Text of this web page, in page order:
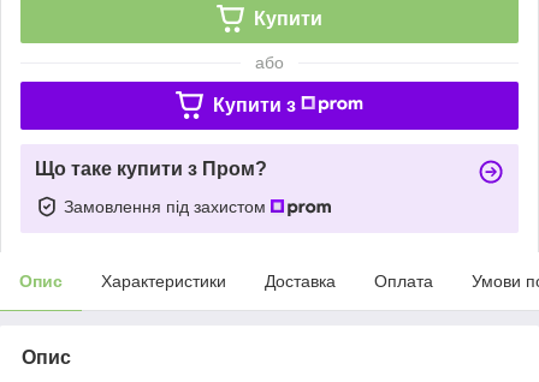
Купити
або
Купити з
Що таке купити з Пром?
Замовлення під захистом
Опис Характеристики Доставка Оплата Умови
Опис